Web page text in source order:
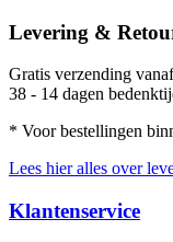
Levering &
Gratis verzending
38 - 14 dagen
* Voor bestellingen
Lees hier alles over
Klantenservice